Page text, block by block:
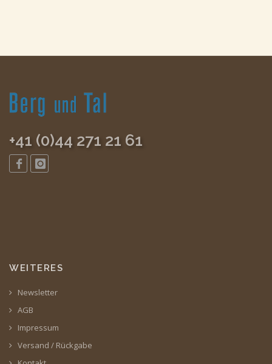
+41 (0)44 271 21 61
WEITERES
Newsletter
AGB
Impressum
Versand / Rückgabe